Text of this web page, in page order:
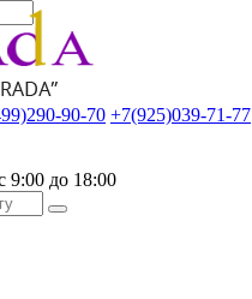
90-70 +7(925)039-71-77
9:00 до 18:00